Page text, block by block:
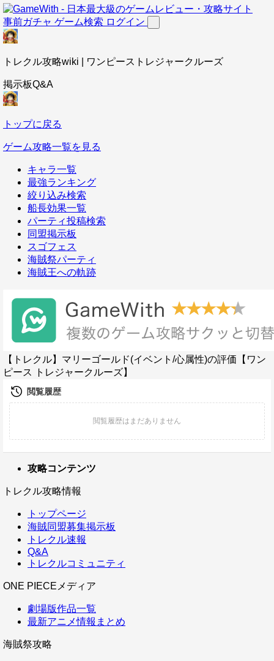
事前ガチャ ゲーム検索 ログイン
トレクル攻略wiki | ワンピーストレジャークルーズ
掲示板Q&A
トップに戻る
ゲーム攻略一覧を見る
キャラ一覧
最強ランキング
絞り込み検索
船長効果一覧
パーティ投稿検索
同盟掲示板
スゴフェス
海賊祭パーティ
海賊王への軌跡
【トレクル】マリーゴールド(イベント/心属性)の評価【ワン
ピース トレジャークルーズ】
攻略コンテンツ
トレクル攻略情報
トップページ
海賊同盟募集掲示板
トレクル速報
Q&A
トレクルコミュニティ
ONE PIECEメディア
劇場版作品一覧
最新アニメ情報まとめ
海賊祭攻略